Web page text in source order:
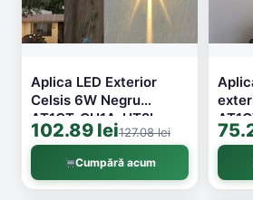
Aplica LED Exterior
Celsis 6W Negru
AT1CT-CH1A-HT2L-
FY36BK
102.89 lei127.08 lei
Cumpără acum